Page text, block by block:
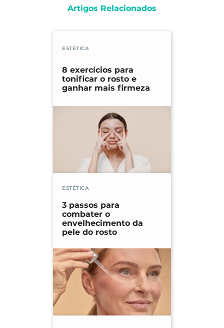
Artigos Relacionados
ESTÉTICA
8 exercícios para
tonificar o rosto e
ganhar mais firmeza
ESTÉTICA
3 passos para
combater o
envelhecimento da
pele do rosto